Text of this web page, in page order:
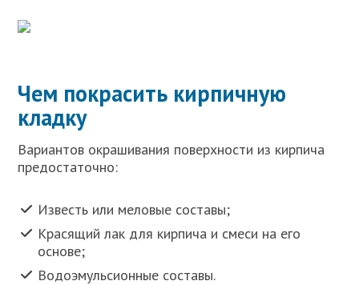
Чем покрасить кирпичную
кладку
Вариантов окрашивания поверхности из кирпича
предостаточно:
Известь или меловые составы;
Красящий лак для кирпича и смеси на его
основе;
Водоэмульсионные составы.